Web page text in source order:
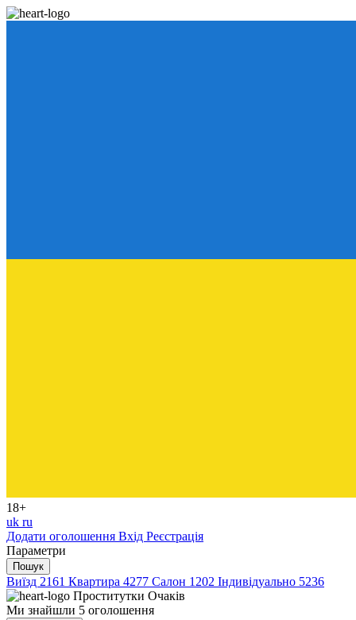
18+
uk ru
Додати оголошення Вхід Реєстрація
Параметри
Пошук
Виїзд 2161 Квартира 4277 Салон 1202 Індивідуально 5236
Проститутки Очаків
Ми знайшли 5 оголошення